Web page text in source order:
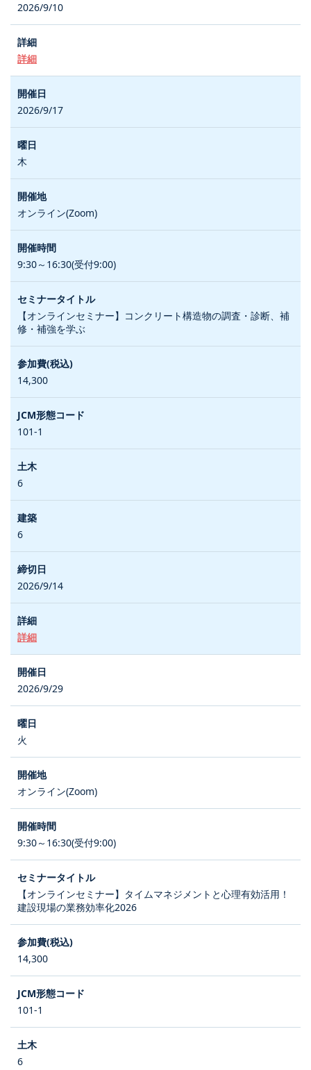
2026/9/10
詳細
2026/9/17
木
オンライン(Zoom)
9:30～16:30(受付9:00)
【オンラインセミナー】コンクリート構造物の調査・診断、補
修・補強を学ぶ
14,300
101-1
6
6
2026/9/14
詳細
2026/9/29
火
オンライン(Zoom)
9:30～16:30(受付9:00)
【オンラインセミナー】タイムマネジメントと心理有効活用！
建設現場の業務効率化2026
14,300
101-1
6